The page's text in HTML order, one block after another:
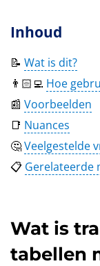
Inhoud
📝 Wat is dit?
👨🏻‍💻 Hoe
📰 Voorbeelden
📑 Nuances
🤔Veelgestelde
📋 Gerelateerde
Wat is
tabellen